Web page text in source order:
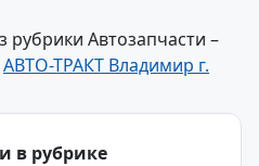
Автозапчасти –
АВТО-ТРАКТ Владимир г.
в рубрике